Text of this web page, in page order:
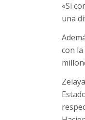
«Si
una
con